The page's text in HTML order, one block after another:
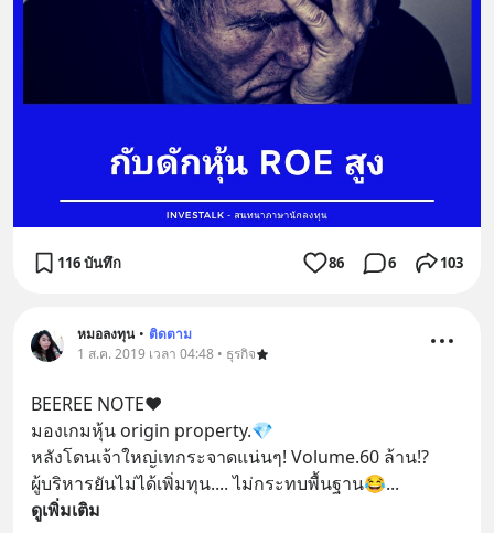
116 บันทึก 86 6 103
หมอลงทุน • ติดตาม
1 ส.ค. 2019 เวลา 04:48 • ธุรกิจ
BEEREE NOTE❤️
มองเกมหุ้น​ origin property.💎
หลังโดนเจ้าใหญ่เทกระจาด​แน่นๆ! Volume.60​ ล้าน!?
ผู้บริหารยัน​ไม่ได้เพิ่มทุน.... ไม่กระทบพื้นฐาน😂...
ดูเพิ่มเติม